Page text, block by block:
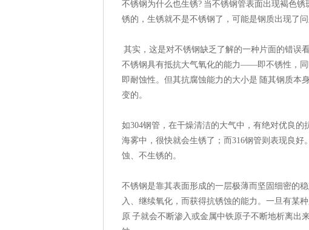
不锈钢为什么也生锈? 当不锈钢管表面出现褐色
锈的，生锈就不是不锈钢了，可能是钢质出现了问
其实，这是对不锈钢缺乏了解的一种片面的错误
不锈钢具有抵抗大气氧化的能力——即不锈性，
即耐蚀性。但其抗腐蚀能力的大小是 随其钢质本
变的。
如304钢管，在干燥清洁的大气中，有绝对优良
海雾中，很快就会生锈了；而316钢管则表现良
蚀、不生锈的。
不锈钢是靠其表面形成的一层极薄而坚固细密的
入、继续氧化，而获得抗锈蚀的能力。一旦有某
原 子就会不断渗入或金属中铁原子不断地析离出